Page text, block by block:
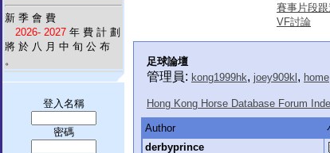
新 季 會 費
2026- 2027 年 費 計 劃
將 於 八 月 中 旬 公 布
。
登入名稱
密碼
賽事片段
VF討論
足球論壇
管理員: kong1999hk, joey909kl , home
Hong Kong Horse Database Forum
Author
derbyprince